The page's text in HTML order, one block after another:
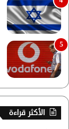
الأكثر قراءة